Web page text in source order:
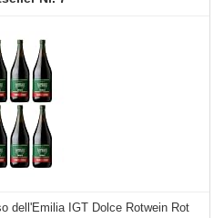
dell'Emilia IGT Dolce Rotwein Rot